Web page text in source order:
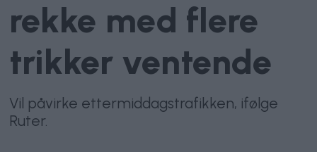
rekke med flere
trikker ventende
Vil påvirke ettermiddagstrafikken, ifølge
Ruter.